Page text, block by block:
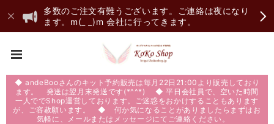
多数のご注文有難うございます。ご連絡は夜になり
ます。m(_ _)m 会社に行ってきます。
◆ andeBooさんのキット予約販売は毎月22日21:00より販売しており
ます。 発送は翌月末発送です(*^^*) ◆ 平日会社員で、空いた時間
一人ででShop運営しております。ご迷惑をおかけすることもあります
が、ご容赦願います。 ◆ 何か気になることがありましたらまずはお
気軽に、メールまたはメッセージにてご連絡ください。